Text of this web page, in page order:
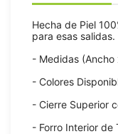
Hecha de Piel
para esas salidas.
- Medidas
- Colores
- Cierre Superior
- Forro Interior de